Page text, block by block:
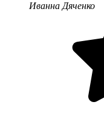
Иванна Дяченко